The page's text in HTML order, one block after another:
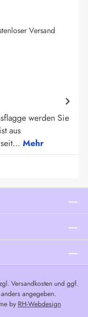
Versand
werden Sie
aus
Mehr
Versandkostenund ggf.
angegeben.
by RH-Webdesign